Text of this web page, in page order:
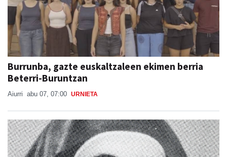
Burrunba, gazte euskaltzaleen ekimen berria
Beterri-Buruntzan
Aiurri abu 07, 07:00 URNIETA